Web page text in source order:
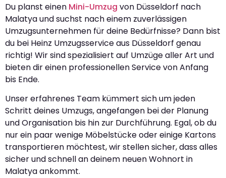
Du planst einen Mini-Umzug von Düsseldorf nach
Malatya und suchst nach einem zuverlässigen
Umzugsunternehmen für deine Bedürfnisse? Dann bist
du bei Heinz Umzugsservice aus Düsseldorf genau
richtig! Wir sind spezialisiert auf Umzüge aller Art und
bieten dir einen professionellen Service von Anfang
bis Ende.
Unser erfahrenes Team kümmert sich um jeden
Schritt deines Umzugs, angefangen bei der Planung
und Organisation bis hin zur Durchführung. Egal, ob du
nur ein paar wenige Möbelstücke oder einige Kartons
transportieren möchtest, wir stellen sicher, dass alles
sicher und schnell an deinem neuen Wohnort in
Malatya ankommt.